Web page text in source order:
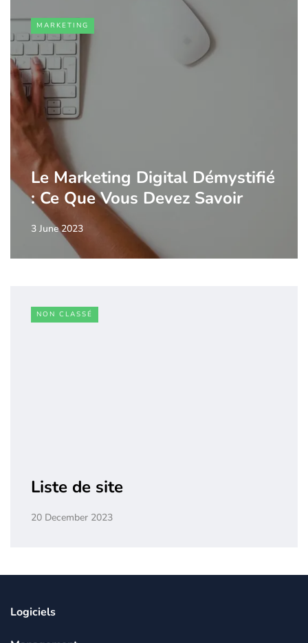
MARKETING
Le Marketing Digital Démystifié
: Ce Que Vous Devez Savoir
3 June 2023
NON CLASSÉ
Liste de site
20 December 2023
Logiciels